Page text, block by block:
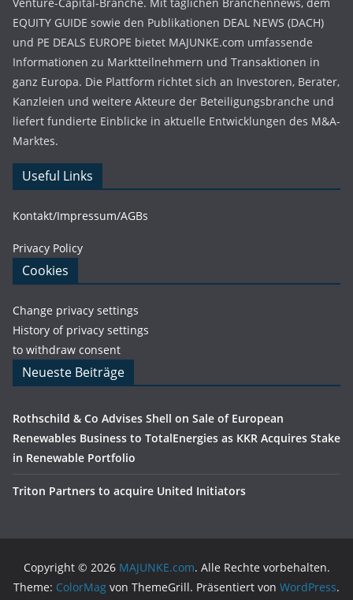
EQUITY GUIDE sowie den Publikationen DEAL NEWS (DACH)
und PE DEALS EUROPE bietet MAJUNKE.com umfassende
Informationen zu Marktteilnehmern und Transaktionen in
ganz Europa. Die Plattform richtet sich an Investoren, Berater,
Kanzleien und weitere Akteure der Beteiligungsbranche und
liefert fundierte Einblicke in aktuelle Entwicklungen des M&A-
Marktes.
Useful Links
Kontakt/Impressum/AGBs
Privacy Policy
Cookies
Change privacy settings
History of privacy settings
to withdraw consent
Neueste Beiträge
Rothschild & Co Advises Shell on Sale of European
Renewables Business to TotalEnergies as KKR Acquires Stake
in Renewable Portfolio
Triton Partners to acquire United Initiators
Copyright © 2026 MAJUNKE.com. Alle Rechte vorbehalten.
Theme: ColorMag von ThemeGrill. Präsentiert von WordPress.